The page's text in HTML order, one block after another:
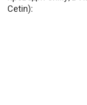
Cetin):